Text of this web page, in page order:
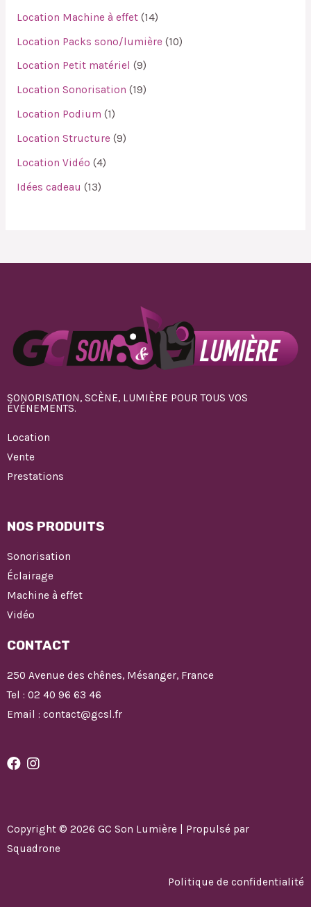
Location Machine à effet 14
Location Packs sono/lumière 10
Location Petit matériel
9
Location Sonorisation 19
Location Podium 1
Location Structure 9
Location Vidéo 4
Idées cadeau
13
SONORISATION, SCÈNE, LUMIÈRE POUR TOUS VOS
ÉVÉNEMENTS.
Location
Vente
Prestations
NOS PRODUITS
Sonorisation
Éclairage
Machine à effet
Vidéo
CONTACT
250 Avenue des chênes, Mésanger, France
Tel : 02 40 96 63 46
Email : contact@gcsl.fr
Copyright © 2026 GC Son Lumière | Propulsé par
Squadrone
Politique de confidentialité